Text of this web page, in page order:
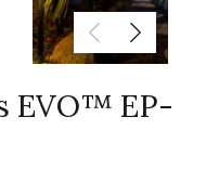
EVO™ EP-